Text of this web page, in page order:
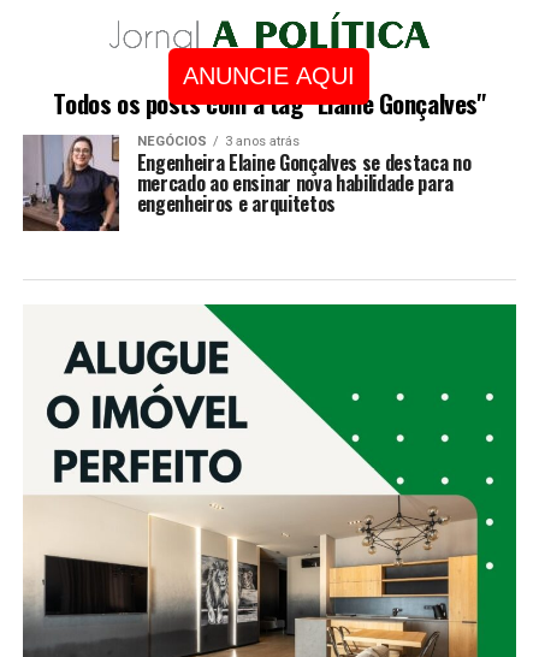
ANUNCIE AQUI
Todos os posts com a tag "Elaine Gonçalves"
NEGÓCIOS 3 anos atrás
Engenheira Elaine Gonçalves se destaca no
mercado ao ensinar nova habilidade para
engenheiros e arquitetos